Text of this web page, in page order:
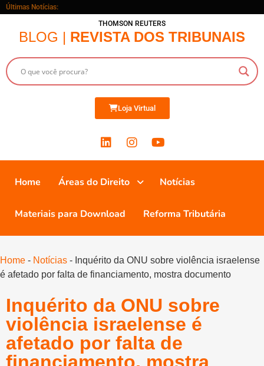
Últimas Notícias:
THOMSON REUTERS
BLOG | REVISTA DOS TRIBUNAIS
Loja Virtual
Home Áreas do Direito Notícias
Materiais para Download Reforma Tributária
Home - Notícias - Inquérito da ONU sobre violência israelense
é afetado por falta de financiamento, mostra documento
Inquérito da ONU sobre
violência israelense é
afetado por falta de